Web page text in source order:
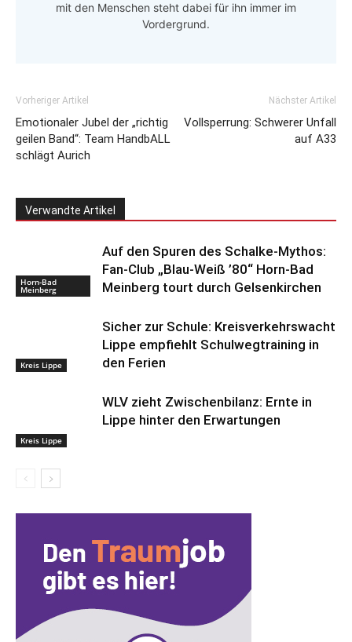
mit den Menschen steht dabei für ihn immer im
Vordergrund.
Vorheriger Artikel
Emotionaler Jubel der „richtig
geilen Band“: Team HandbALL
schlägt Aurich
Nächster Artikel
Vollsperrung: Schwerer Unfall
auf A33
Verwandte Artikel
Horn-Bad
Meinberg
Auf den Spuren des Schalke-Mythos:
Fan-Club „Blau-Weiß ’80“ Horn-Bad
Meinberg tourt durch Gelsenkirchen
Kreis Lippe
Sicher zur Schule: Kreisverkehrswacht
Lippe empfiehlt Schulwegtraining in
den Ferien
Kreis Lippe
WLV zieht Zwischenbilanz: Ernte in
Lippe hinter den Erwartungen